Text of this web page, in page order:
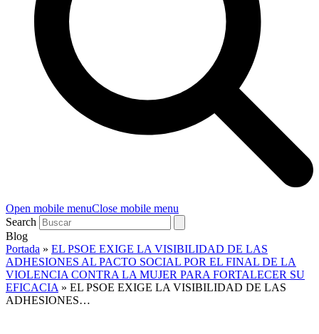
Open mobile menuClose mobile menu
Search
Blog
Portada » EL PSOE EXIGE LA VISIBILIDAD DE LAS
ADHESIONES AL PACTO SOCIAL POR EL FINAL DE LA
VIOLENCIA CONTRA LA MUJER PARA FORTALECER SU
EFICACIA» EL PSOE EXIGE LA VISIBILIDAD DE LAS
ADHESIONES…